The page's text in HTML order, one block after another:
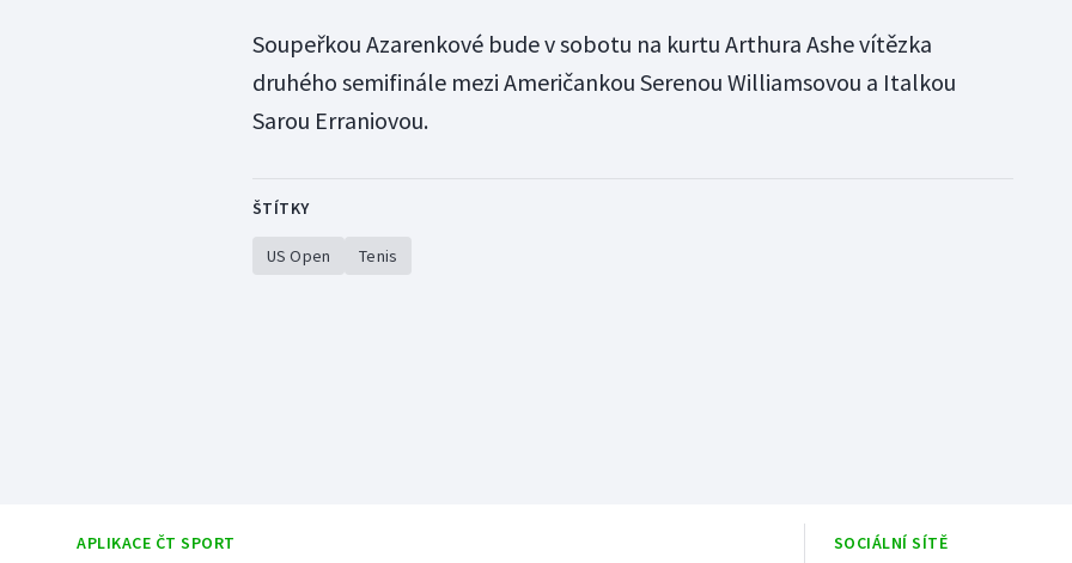
Soupeřkou Azarenkové bude v sobotu na kurtu Arthura Ashe vítězka
druhého semifinále mezi Američankou Serenou Williamsovou a Italkou
Sarou Erraniovou.
ŠTÍTKY
US Open Tenis
APLIKACE ČT SPORT SOCIÁLNÍ SÍTĚ